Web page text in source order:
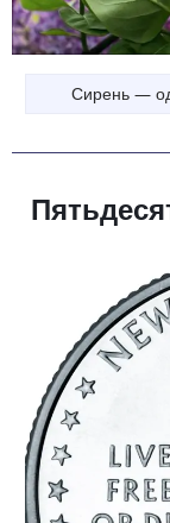
Сирень —